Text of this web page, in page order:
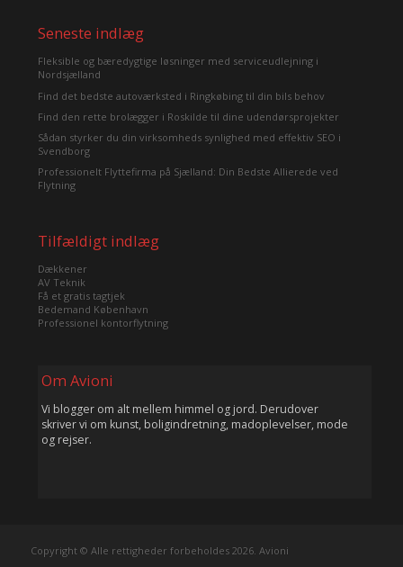
Seneste indlæg
Fleksible og bæredygtige løsninger med serviceudlejning i
Nordsjælland
Find det bedste autoværksted i Ringkøbing til din bils behov
Find den rette brolægger i Roskilde til dine udendørsprojekter
Sådan styrker du din virksomheds synlighed med effektiv SEO i
Svendborg
Professionelt Flyttefirma på Sjælland: Din Bedste Allierede ved
Flytning
Tilfældigt indlæg
Dækkener
AV Teknik
Få et gratis tagtjek
Bedemand København
Professionel kontorflytning
Om Avioni
Vi blogger om alt mellem himmel og jord. Derudover
skriver vi om kunst, boligindretning, madoplevelser, mode
og rejser.
Copyright © Alle rettigheder forbeholdes 2026. Avioni